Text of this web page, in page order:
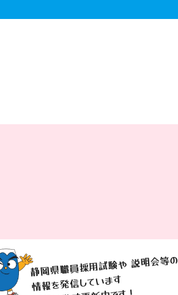
静岡県職員採用試験や 説明会等の
情報を発信しています